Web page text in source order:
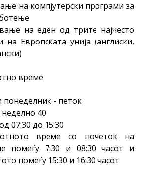
на компјутерски програми за
на еден од трите најчесто
на Европската унија (англиски,
време
понеделник - петок
40
07:30 до 15:30
време cо почеток на
помеѓу 7:30 и 08:30 часот и
помеѓу 15:30 и 16:30 часот